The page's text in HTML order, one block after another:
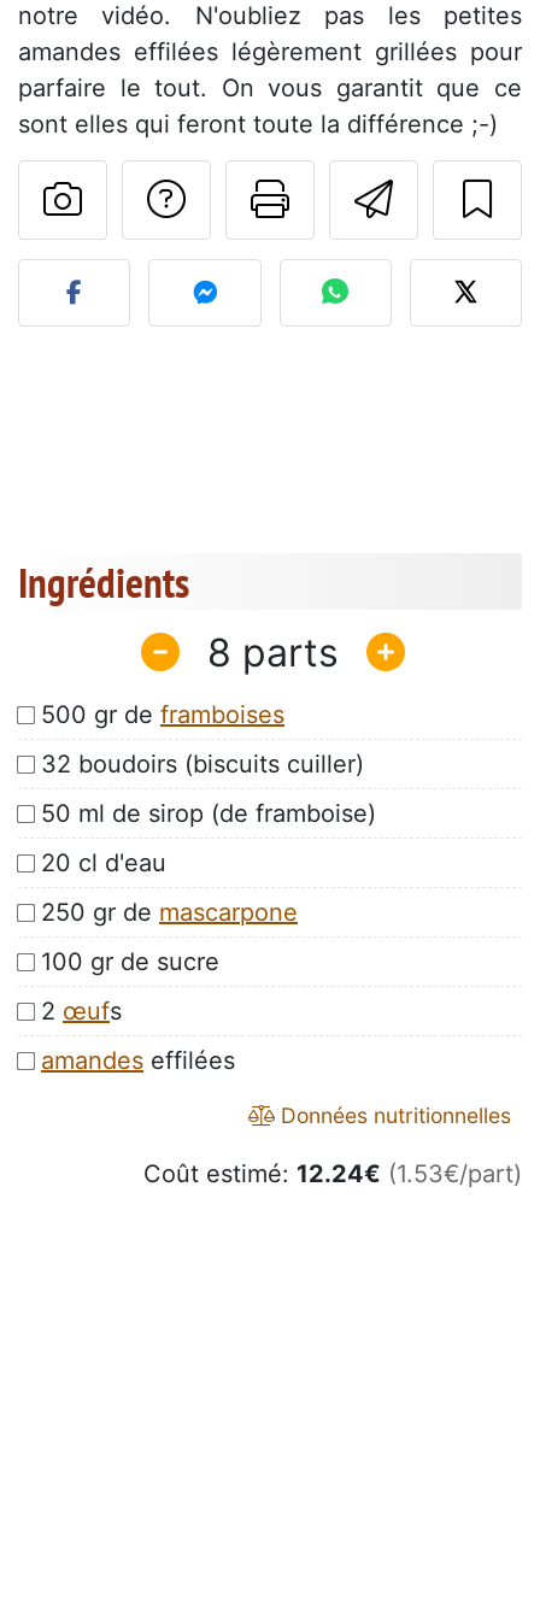
notre vidéo. N'oubliez pas les petites
amandes effilées légèrement grillées pour
parfaire le tout. On vous garantit que ce
sont elles qui feront toute la différence ;-)
Imprimer
Poser une
Publier votre photo de
Ingrédients
8
500 gr de framboises
32 boudoirs (biscuits cuiller)
50 ml de sirop (de framboise)
20 cl d'eau
250 gr de mascarpone
100 gr de sucre
2 œufs
amandes effilées
Données nutritionnelles
Coût estimé: 12.24€ (1.53€/part)